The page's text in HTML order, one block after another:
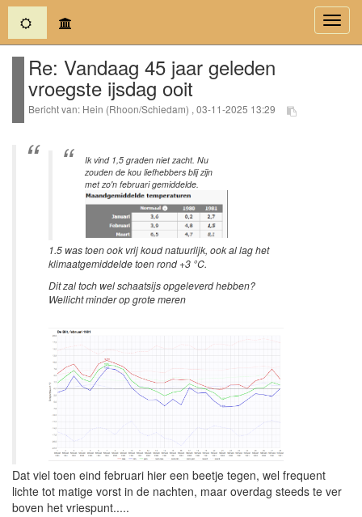
(current)
Re: Vandaag 45 jaar geleden
vroegste ijsdag ooit
Bericht van: Hein (Rhoon/Schiedam) , 03-11-2025 13:29
Ik vind 1,5 graden niet zacht. Nu
zouden de kou liefhebbers blij zijn
met zo'n februari gemiddelde.
1.5 was toen ook vrij koud natuurlijk, ook al lag het
klimaatgemiddelde toen rond +3 °C.
Dit zal toch wel schaatsijs opgeleverd hebben?
Wellicht minder op grote meren
Dat viel toen eind februari hier een beetje tegen, wel frequent
lichte tot matige vorst in de nachten, maar overdag steeds te ver
boven het vriespunt.....